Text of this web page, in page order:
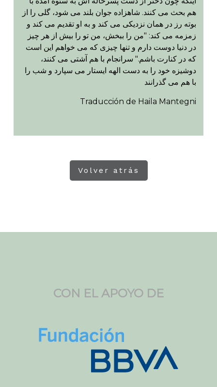
هم بحث می کنند. شاهزاده جوان بلند می شود، گلی را از
بوته رز در همان نزدیکی می کند و به او تقدیم می کند و
زمزمه می کند: "من را ببخش، من تو را بیش از هر چیز
در دنیا دوست دارم و تنها چیزی که می خواهم این است
که در کنارت باشم." سرانجام با هم آشتی می کنند،
دوشیزه خود را به دست الهه ایستار می سپارد و شب را
با هم می گذرانند
Traducción de Haila Mantegni
Volver atrás
CON EL APOYO DE